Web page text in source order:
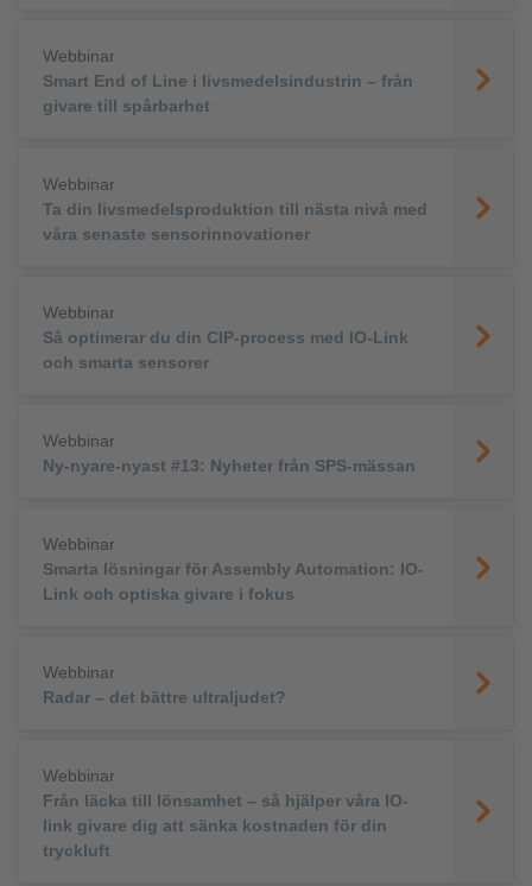
Webbinar
Smart End of Line i livsmedelsindustrin – från
givare till spårbarhet
Webbinar
Ta din livsmedelsproduktion till nästa nivå med
våra senaste sensorinnovationer
Webbinar
Så optimerar du din CIP-process med IO-Link
och smarta sensorer
Webbinar
Ny-nyare-nyast #13: Nyheter från SPS-mässan
Webbinar
Smarta lösningar för Assembly Automation: IO-
Link och optiska givare i fokus
Webbinar
Radar – det bättre ultraljudet?
Webbinar
Från läcka till lönsamhet – så hjälper våra IO-
link givare dig att sänka kostnaden för din
tryckluft